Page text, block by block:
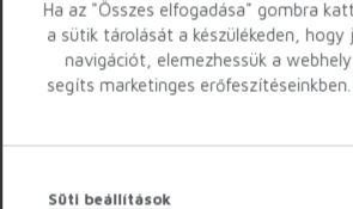
Ha az "Összes elfogadása" gombra
a sütik tárolását a készülékeden,
navigációt, elemezhessük a
segíts marketinges erőfeszítéseinkben.
Süti beállítások